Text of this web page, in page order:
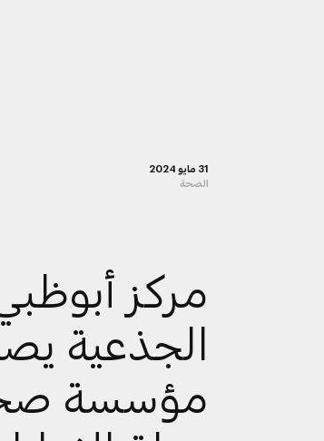
31 مايو 2024
الصحة
مركز
الجذعية
مؤسسة